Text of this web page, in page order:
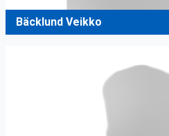
Bäcklund Veikko